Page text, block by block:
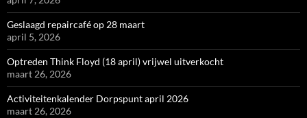
Geslaagd repaircafé op 28 maart
april 5, 2026
Optreden Think Floyd (18 april) vrijwel uitverkocht
maart 26, 2026
Activiteitenkalender Dorpspunt april 2026
maart 26, 2026